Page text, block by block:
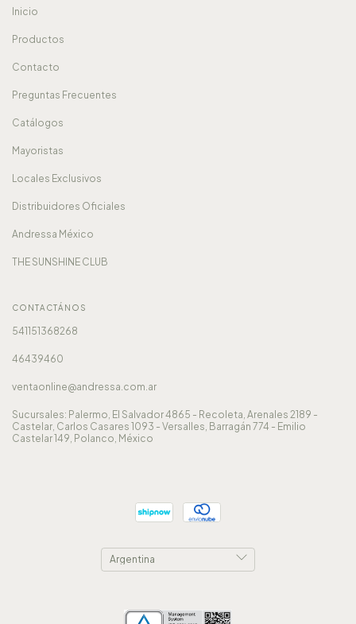
Inicio
Productos
Contacto
Preguntas Frecuentes
Catálogos
Mayoristas
Locales Exclusivos
Distribuidores Oficiales
Andressa México
THE SUNSHINE CLUB
CONTACTÁNOS
541151368268
46439460
ventaonline@andressa.com.ar
Sucursales: Palermo, El Salvador 4865 - Recoleta, Arenales 2189 -
Castelar, Carlos Casares 1093 - Versalles, Barragán 774 - Emilio
Castelar 149, Polanco, México